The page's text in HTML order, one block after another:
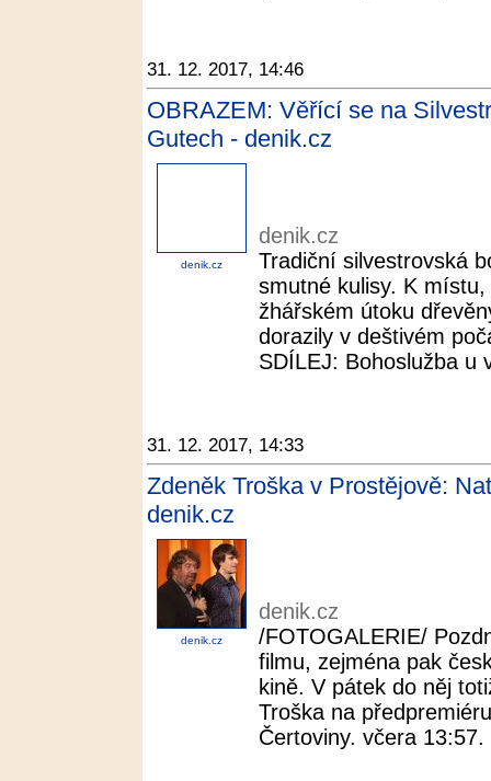
31. 12. 2017, 14:46
OBRAZEM: Věřící se na
Gutech - denik.cz
denik.cz
denik.cz
Tradiční silvestrovská
smutné kulisy. K
žhářském útoku
dorazily v deštivém
SDÍLEJ: Bohoslužba u
31. 12. 2017, 14:33
Zdeněk Troška v Prostějově:
denik.cz
denik.cz
denik.cz
/FOTOGALERIE/
filmu, zejména pak
kině. V pátek do něj
Troška na
Čertoviny. včera